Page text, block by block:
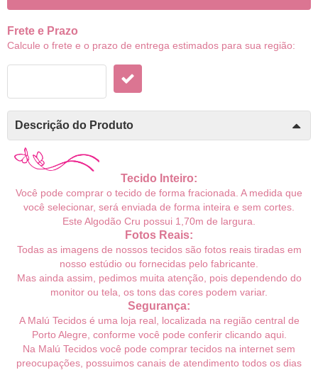
Frete e Prazo
Calcule o frete e o prazo de entrega estimados para sua região:
Descrição do Produto
Tecido Inteiro:
Você pode comprar o tecido de forma fracionada. A medida que
você selecionar, será enviada de forma inteira e sem cortes.
Este Algodão Cru possui 1,70m de largura.
Fotos Reais:
Todas as imagens de nossos tecidos são fotos reais tiradas em
nosso estúdio ou fornecidas pelo fabricante.
Mas ainda assim, pedimos muita atenção, pois dependendo do
monitor ou tela, os tons das cores podem variar.
Segurança:
A Malú Tecidos é uma loja real, localizada na região central de
Porto Alegre, conforme você pode conferir clicando aqui.
Na Malú Tecidos você pode comprar tecidos na internet sem
preocupações, possuimos canais de atendimento todos os dias